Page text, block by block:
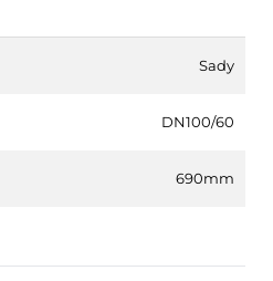
Sady
DN100/60
690mm